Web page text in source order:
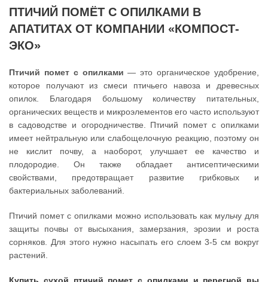
ПТИЧИЙ ПОМЁТ С ОПИЛКАМИ В
АПАТИТАХ ОТ КОМПАНИИ «КОМПОСТ-
ЭКО»
Птичий помет с опилками — это органическое удобрение,
которое получают из смеси птичьего навоза и древесных
опилок. Благодаря большому количеству питательных,
органических веществ и микроэлементов его часто используют
в садоводстве и огородничестве. Птичий помет с опилками
имеет нейтральную или слабощелочную реакцию, поэтому он
не кислит почву, а наоборот, улучшает ее качество и
плодородие. Он также обладает антисептическими
свойствами, предотвращает развитие грибковых и
бактериальных заболеваний.
Птичий помет с опилками можно использовать как мульчу для
защиты почвы от высыхания, замерзания, эрозии и роста
сорняков. Для этого нужно насыпать его слоем 3-5 см вокруг
растений.